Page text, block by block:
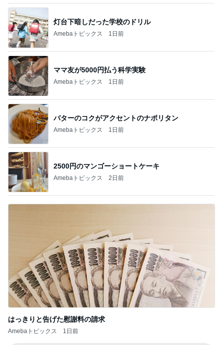
灯台下暗しだった学校のドリル
Amebaトピックス 1日前
ママ友が5000円払う科学実験
Amebaトピックス 1日前
バターのコクがアクセントのナポリタン
Amebaトピックス 1日前
2500円のマンゴーショートケーキ
Amebaトピックス 2日前
はっきりと告げた慰謝料の請求
Amebaトピックス 1日前